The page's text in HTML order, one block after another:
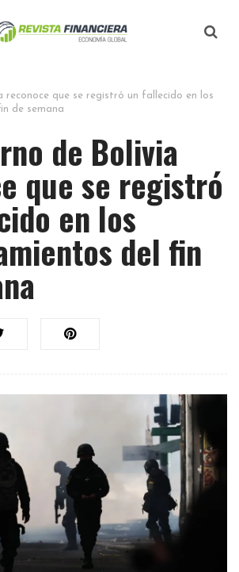
reconoce que se registró un fallecido en los
de semana
de Bolivia
que se registró
en los
del fin